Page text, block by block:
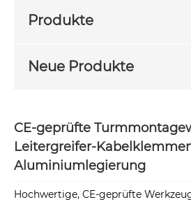
Produkte
Neue Produkte
CE-geprüfte
Leitergreifer-
Aluminiumlegierung
Hochwertige, CE-geprüfte